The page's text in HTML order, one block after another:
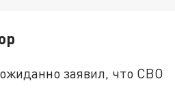
заявил, что СВО